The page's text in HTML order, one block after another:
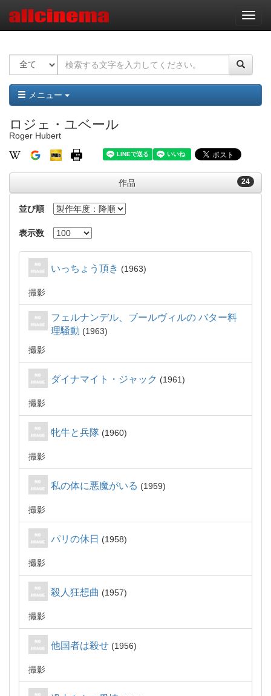
ナ
ビ
ー
ョ
ン
メニュー
ロジェ・ユベール
Roger Hubert
24
作品
並び順
表示数
いっちょう頂き 1963
撮影
フェルナンデル、ブールヴィルの バター料
理騒動
1963
撮影
ダイナマイト・ジャック 1961
撮影
牝牛と兵隊 1960
撮影
私の体に悪魔がいる 1959
撮影
パリの休日 1958
撮影
殺人狂想曲 1957
撮影
他国者は殺せ 1956
撮影